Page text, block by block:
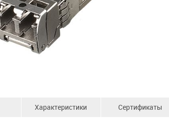
Характеристики Сертификаты